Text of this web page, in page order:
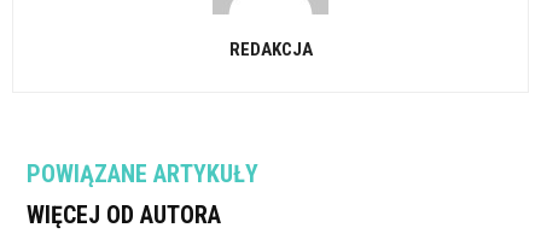
REDAKCJA
POWIĄZANE ARTYKUŁY
WIĘCEJ OD AUTORA